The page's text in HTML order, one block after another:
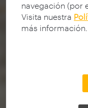
navegación (por
Visita nuestra
más información.